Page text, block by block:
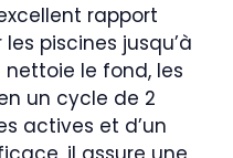
rapport
piscines jusqu’à
nettoie le fond, les
un cycle de 2
actives et d’un